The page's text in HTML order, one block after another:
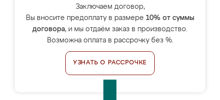
Заключаем договор,
Вы вносите предоплату в размере 10% от суммы
договора, и мы отдаём заказ в производство.
Возможна оплата в рассрочку без %.
УЗНАТЬ О РАССРОЧКЕ